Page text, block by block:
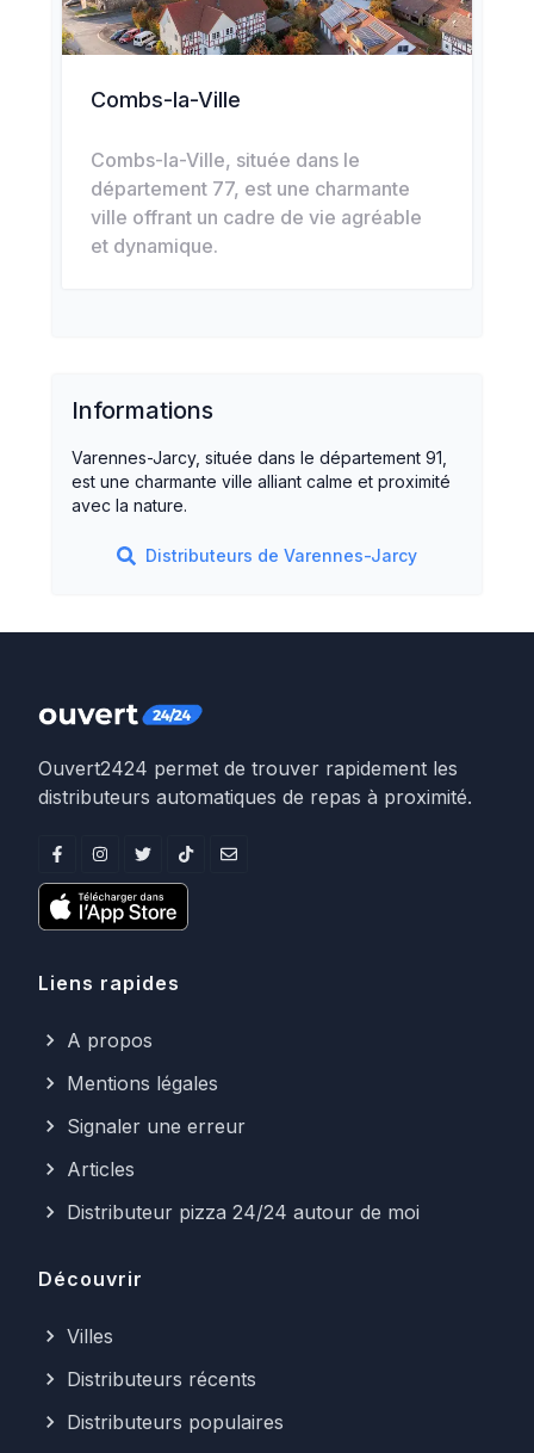
Combs-la-Ville
Combs-la-Ville, située dans le
département 77, est une charmante
ville offrant un cadre de vie agréable
et dynamique.
Informations
Varennes-Jarcy, située dans le département 91,
est une charmante ville alliant calme et proximité
avec la nature.
Distributeurs de Varennes-Jarcy
Ouvert2424 permet de trouver rapidement les
distributeurs automatiques de repas à proximité.
Liens rapides
A propos
Mentions légales
Signaler une erreur
Articles
Distributeur pizza 24/24 autour de moi
Découvrir
Villes
Distributeurs récents
Distributeurs populaires